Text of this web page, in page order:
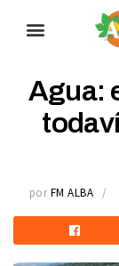
Agua:
por FM ALBA